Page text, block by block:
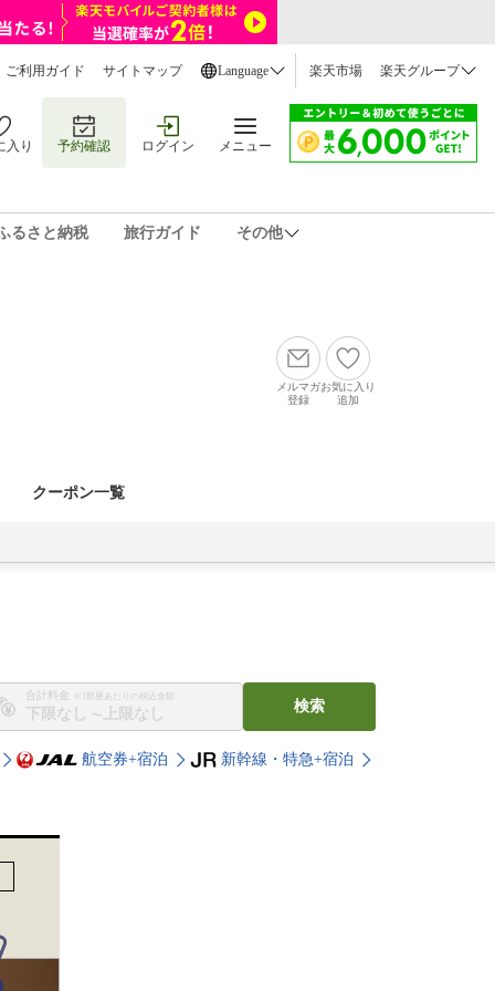
ご利用ガイド サイトマップ Language 楽天市場 楽天グループ
入り 予約確認 ログイン メニュー
るさと納税 旅行ガイド その他
メルマガ
登録
お気に入り
追加
クーポン一覧
合計料金 ※1部屋あたりの税込金額
〜
検索
航空券+宿泊 新幹線・特急+宿泊